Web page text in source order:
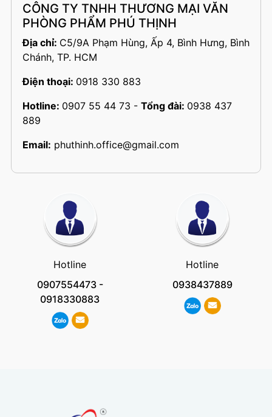
CÔNG TY TNHH THƯƠNG MẠI VĂN
PHÒNG PHẨM PHÚ THỊNH
Địa chỉ: C5/9A Phạm Hùng, Ấp 4, Bình Hưng, Bình
Chánh, TP. HCM
Điện thoại: 0918 330 883
Hotline: 0907 55 44 73 - Tổng đài: 0938 437
889
Email: phuthinh.office@gmail.com
Hotline
0907554473-
0918330883
Hotline
0938437889